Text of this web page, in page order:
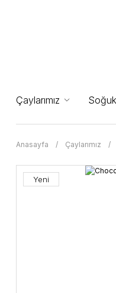
Çaylarımız
Anasayfa Çaylarımız
Yeni